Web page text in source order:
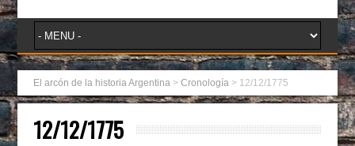
El arcón de la historia Argentina >Cronología > 12/12/1775
12/12/1775